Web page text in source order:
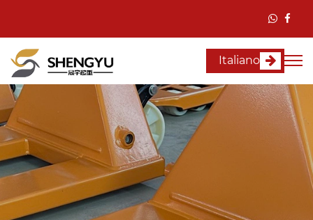
Italiano